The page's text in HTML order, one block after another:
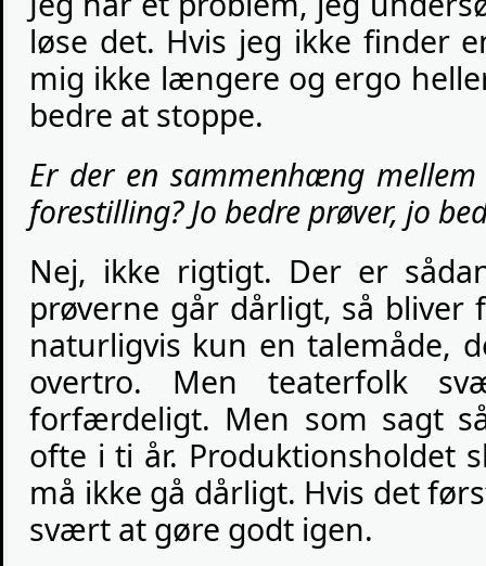
løse det. Hvis jeg ikke finder
mig ikke længere og ergo
bedre at stoppe.
Er der en sammenhæng
forestilling? Jo bedre prøver, jo
Nej, ikke rigtigt. Der er
prøverne går dårligt, så
naturligvis kun en talemåde,
overtro. Men teaterfolk
forfærdeligt. Men som sagt
ofte i ti år. Produktionsholdet
må ikke gå dårligt. Hvis det
svært at gøre godt igen.